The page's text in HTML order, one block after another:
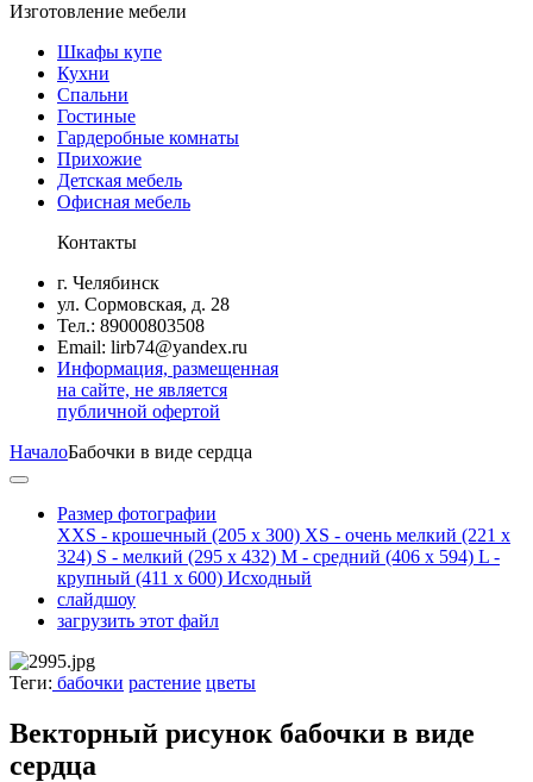
Изготовление мебели
Шкафы купе
Кухни
Спальни
Гостиные
Гардеробные комнаты
Прихожие
Детская мебель
Офисная мебель
Контакты
г. Челябинск
ул. Сормовская, д. 28
Тел.: 89000803508
Email: lirb74@yandex.ru
Информация, размещенная
на сайте, не является
публичной офертой
НачалоБабочки в виде сердца
Размер фотографии
XXS - крошечный (205 x 300) XS - очень мелкий (221 x
324) S - мелкий (295 x 432) M - средний (406 x 594) L -
крупный (411 x 600) Исходный
слайдшоу
загрузить этот файл
Теги: бабочки растение цветы
Векторный рисунок бабочки в виде
сердца